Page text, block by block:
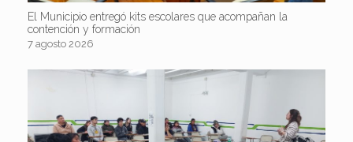
El Municipio entregó kits escolares que acompañan la
contención y formación
7 agosto 2026